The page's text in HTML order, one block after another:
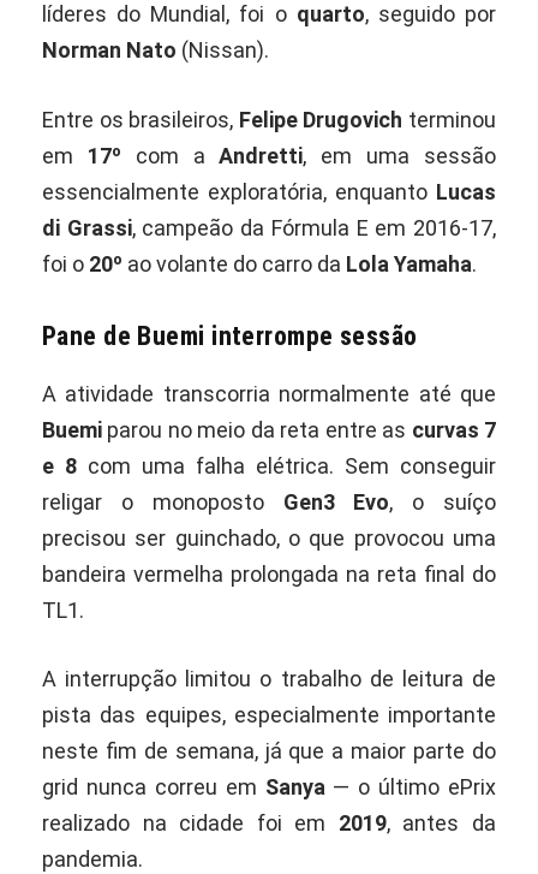
líderes do Mundial, foi o quarto, seguido por
Norman Nato (Nissan).
Entre os brasileiros, Felipe Drugovich terminou
em 17º com aAndretti, em uma sessão
essencialmente exploratória, enquanto Lucas
di Grassi, campeão da Fórmula E em 2016-17,
foi o 20º ao volante do carro da Lola Yamaha.
Pane de Buemi interrompe sessão
A atividade transcorria normalmente até que
Buemi parou no meio da reta entre as curvas 7
e 8 com uma falha elétrica. Sem conseguir
religar o monoposto Gen3 Evo, o suíço
precisou ser guinchado, o que provocou uma
bandeira vermelha prolongada na reta final do
TL1.
A interrupção limitou o trabalho de leitura de
pista das equipes, especialmente importante
neste fim de semana, já que a maior parte do
grid nunca correu em Sanya— o último ePrix
realizado na cidade foi em 2019, antes da
pandemia.